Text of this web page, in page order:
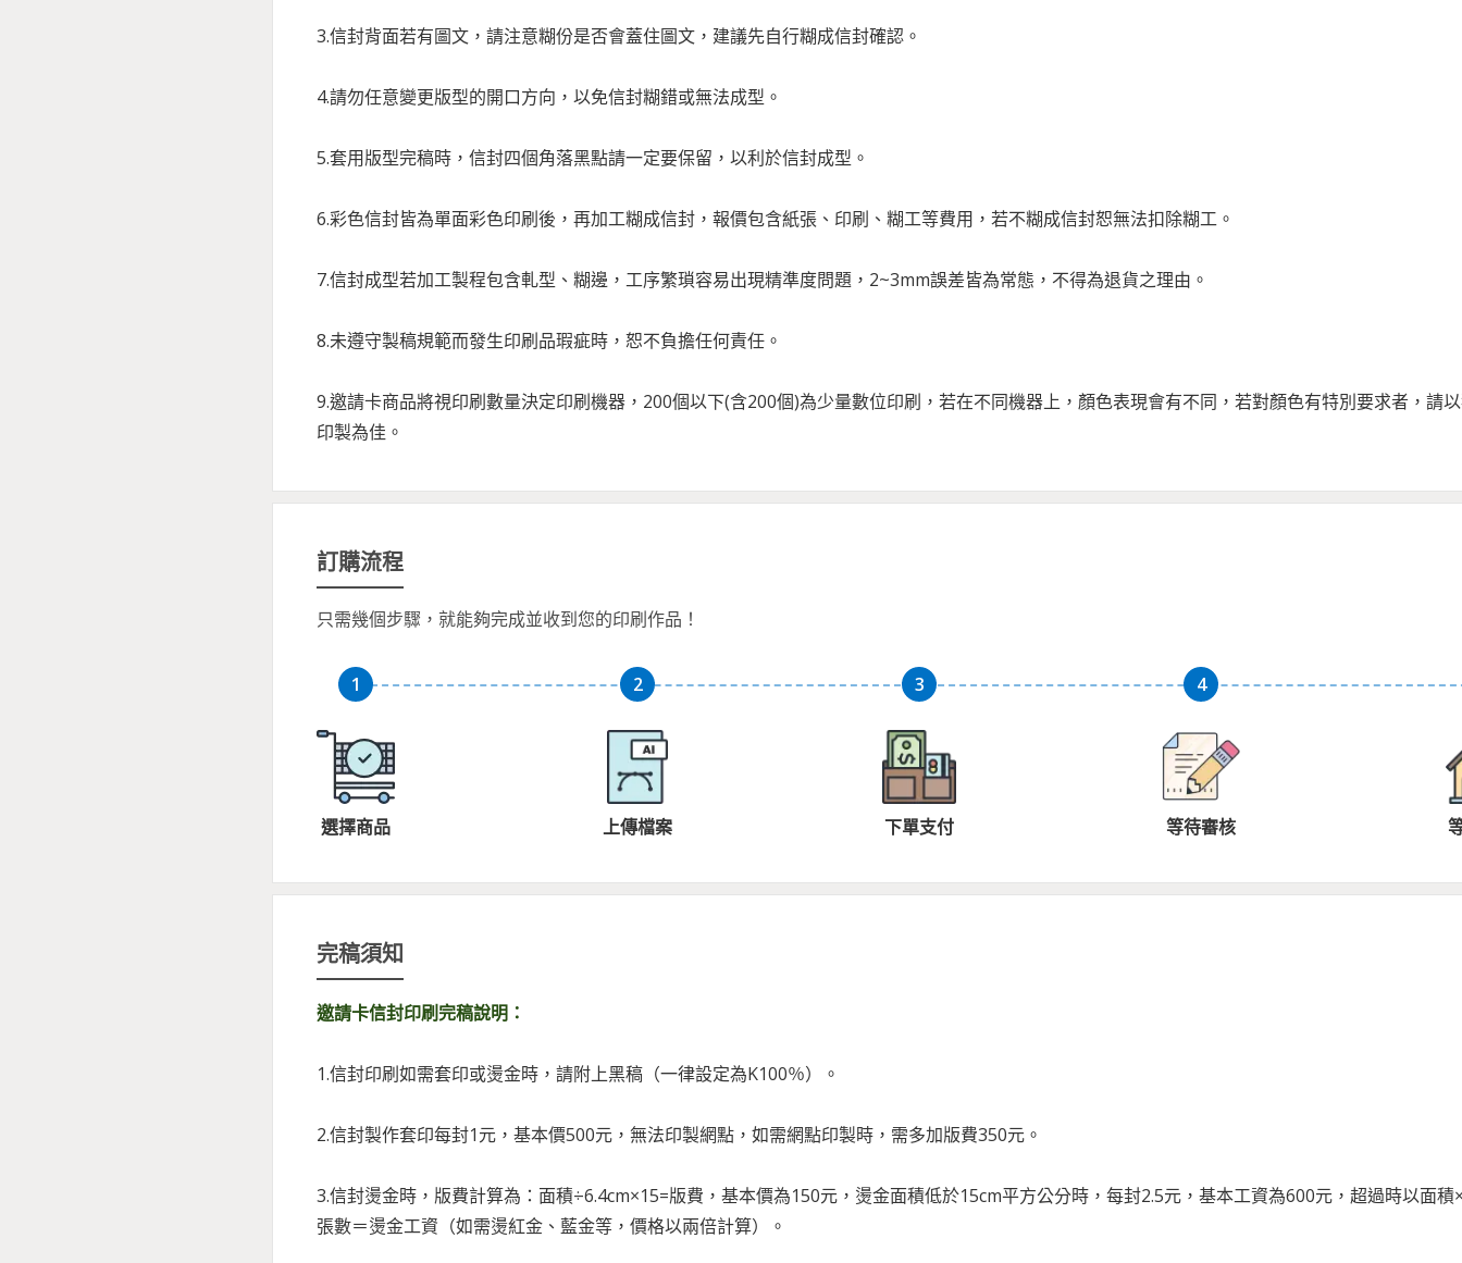
3.信封背面若有圖文，請注意糊份是否會蓋住圖文，建議先自行糊成信封確認。
4.請勿任意變更版型的開口方向，以免信封糊錯或無法成型。
5.套用版型完稿時，信封四個角落黑點請一定要保留，以利於信封成型。
6.彩色信封皆為單面彩色印刷後，再加工糊成信封，報價包含紙張、印刷、糊工等費用，若不糊成信封恕無法扣除糊工。
7.信封成型若加工製程包含軋型、糊邊，工序繁瑣容易出現精準度問題，2~3mm誤差皆為常態，不得為退貨之理由。
8.未遵守製稿規範而發生印刷品瑕疵時，恕不負擔任何責任。
9.邀請卡商品將視印刷數量決定印刷機器，200個以下(含200個)為少量數位印刷，若在不同機器上，顏色表現會有不同，若對顏色有特別要求者，請
印製為佳。
訂購流程
只需幾個步驟，就能夠完成並收到您的印刷作品！
選擇商品 上傳檔案 下單支付 等待審核
完稿須知
邀請卡信封印刷完稿說明：
1.信封印刷如需套印或燙金時，請附上黑稿（一律設定為K100％）。
2.信封製作套印每封1元，基本價500元，無法印製網點，如需網點印製時，需多加版費350元。
3.信封燙金時，版費計算為：面積÷6.4cm×15=版費，基本價為150元，燙金面積低於15cm平方公分時，每封2.5元，基本工資為600元，超過時以面積
張數＝燙金工資（如需燙紅金、藍金等，價格以兩倍計算）。